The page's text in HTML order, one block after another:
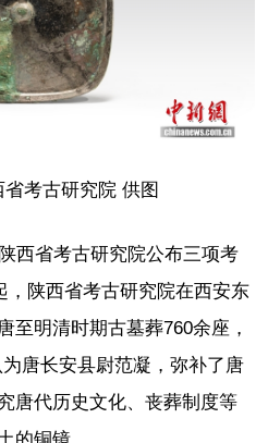
考古研究院 供图
西省考古研究院公布三项考
，陕西省考古研究院在西安东
至明清时期古墓葬760余座，
唐长安县尉范凝，弥补了唐
唐代历史文化、丧葬制度等